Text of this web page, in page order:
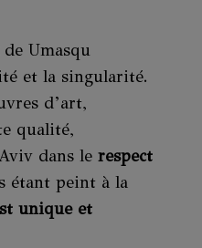
de Umasqu
et la singularité.
d’art,
qualité,
dans lerespect
étant peint à la
unique et